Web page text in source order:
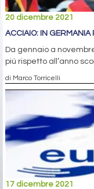
20 dicembre 2021
ACCIAIO: IN GERMANIA
Da gennaio a
più rispetto all’anno
di Marco Torricelli
17 dicembre 2021